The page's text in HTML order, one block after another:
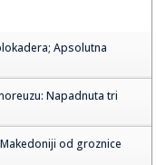
Apsolutna
Napadnuta tri
od groznice